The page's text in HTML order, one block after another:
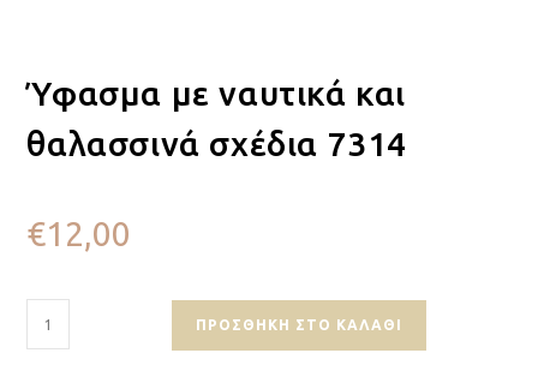
Ύφασμα με ναυτικά και
θαλασσινά σχέδια 7314
€12,00
ΠΡΟΣΘΉΚΗ ΣΤΟ ΚΑΛΆΘΙ